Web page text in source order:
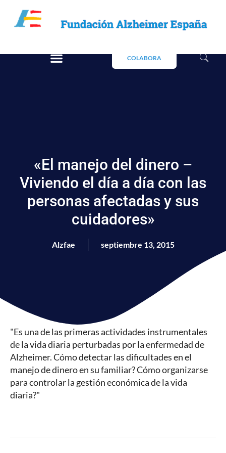
COLABORA
«El manejo del dinero –
Viviendo el día a día con las
personas afectadas y sus
cuidadores»
Alzfae septiembre 13, 2015
"Es una de las primeras actividades instrumentales
de la vida diaria perturbadas por la enfermedad de
Alzheimer. Cómo detectar las dificultades en el
manejo de dinero en su familiar? Cómo organizarse
para controlar la gestión económica de la vida
diaria?"